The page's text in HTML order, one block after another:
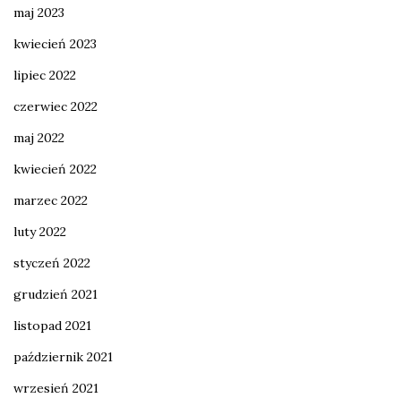
maj 2023
kwiecień 2023
lipiec 2022
czerwiec 2022
maj 2022
kwiecień 2022
marzec 2022
luty 2022
styczeń 2022
grudzień 2021
listopad 2021
październik 2021
wrzesień 2021